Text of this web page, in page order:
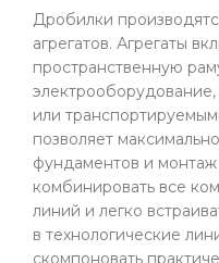
Дробилки
агрегатов. Агрегаты
пространственную
или
позволяет
фундаментов и
комбинировать все
линий и легко
в технологические
скомпоновать